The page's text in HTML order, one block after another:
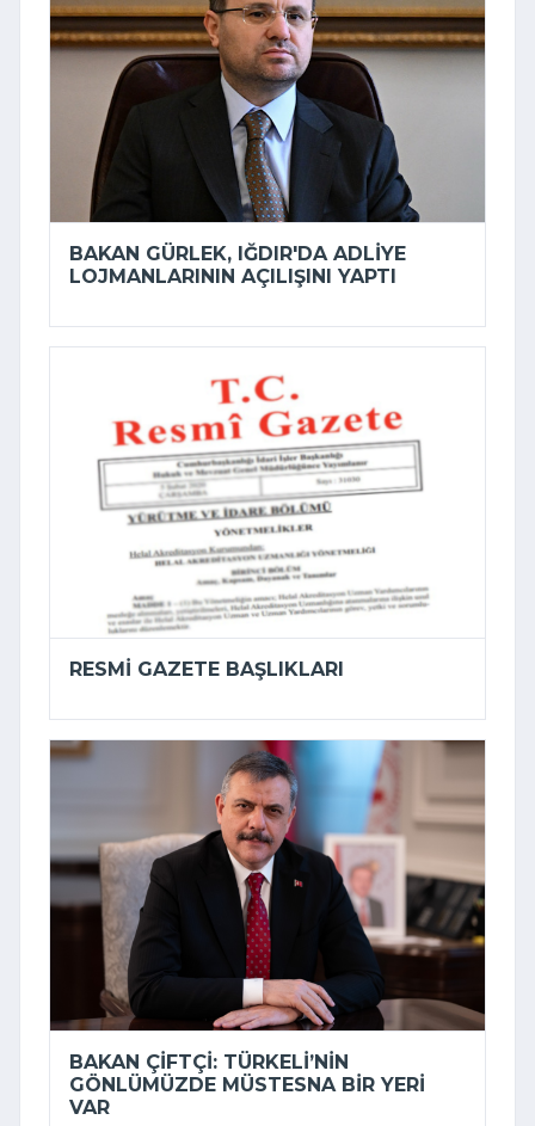
BAKAN GÜRLEK, IĞDIR'DA ADLIYE
LOJMANLARININ AÇILIŞINI YAPTI
RESMI GAZETE BAŞLIKLARI
BAKAN ÇIFTÇI: TÜRKELI’NIN
GÖNLÜMÜZDE MÜSTESNA BIR YERI
VAR